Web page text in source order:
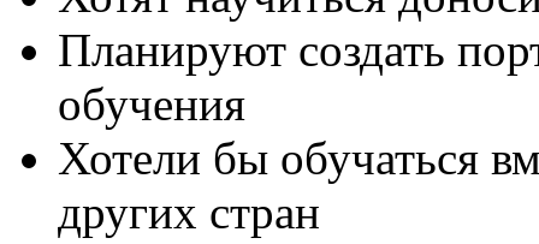
Планируют создать
обучения
Хотели бы обучаться
других стран